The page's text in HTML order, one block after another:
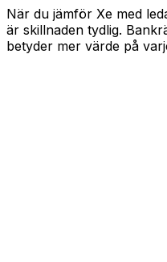
När du jämför Xe med
är skillnaden tydlig.
betyder mer värde på